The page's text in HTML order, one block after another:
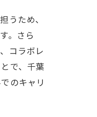
うため、
。さら
コラボレ
で、千葉
のキャリ